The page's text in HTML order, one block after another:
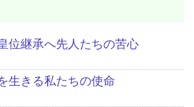
位継承へ先人たちの苦心
生きる私たちの使命